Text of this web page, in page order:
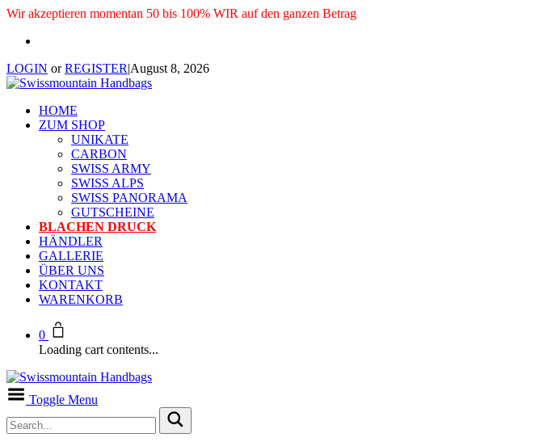
Wir akzeptieren momentan 50 bis 100% WIR auf den ganzen Betrag
LOGIN orREGISTER|August 8, 2026
HOME
ZUM SHOP
UNIKATE
CARBON
SWISS ARMY
SWISS ALPS
SWISS PANORAMA
GUTSCHEINE
BLACHEN DRUCK
HÄNDLER
GALLERIE
ÜBER UNS
KONTAKT
WARENKORB
0
Loading cart contents...
Toggle Menu